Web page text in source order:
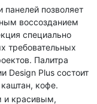
панелей позволяет
воссозданием
специально
требовательных
Палитра
Design Plus состоит
кофе.
и красивым,